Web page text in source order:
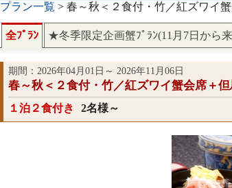
プラン一覧 > 春～秋＜２食付・竹／紅ズワイ
全ﾌﾟﾗﾝ ★冬季限定企画蟹ﾌﾟﾗﾝ(11月7日から
期間：2026年04月01日～ 2026年11月06日
春～秋＜２食付・竹／紅ズワイ蟹会席＋
１泊２食付き 2名様～